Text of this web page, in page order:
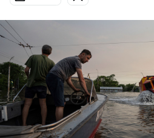
Economia
PODCAST
NEWSLETTER